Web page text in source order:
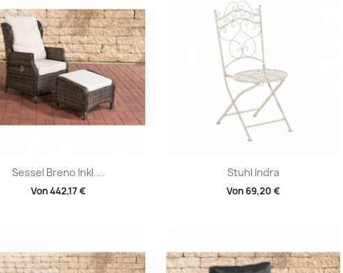
Sessel Breno Inkl....
Von442,17 €
Vorschau Stuhl Indra
Von 69,20 €
Vorschau